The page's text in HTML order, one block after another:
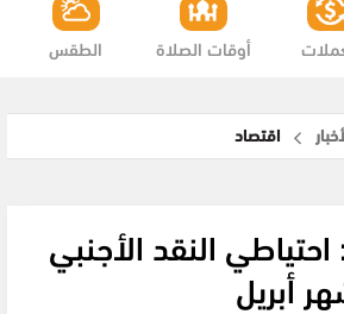
الطقس أوقات الصلاة
اقتصاد
النقد الأجنبي
أبريل